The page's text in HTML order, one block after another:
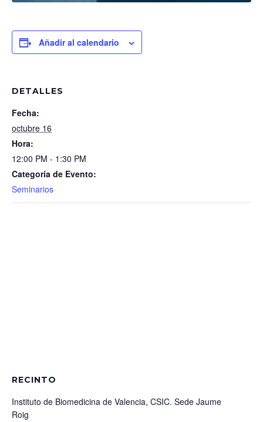
Añadir al calendario
DETALLES
Fecha:
octubre 16
Hora:
12:00 PM - 1:30 PM
Categoría de Evento:
Seminarios
RECINTO
Instituto de Biomedicina de Valencia, CSIC. Sede Jaume
Roig